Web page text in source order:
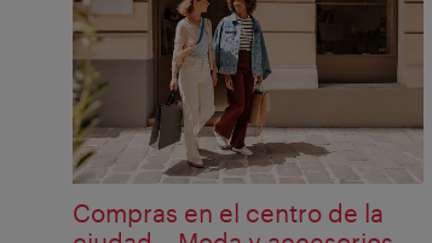
Compras en el centro de la